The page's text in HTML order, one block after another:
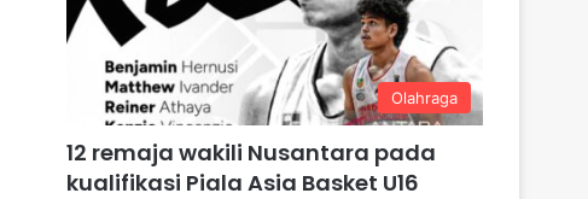
Olahraga
12 remaja wakili Nusantara pada
kualifikasi Piala Asia Basket U16